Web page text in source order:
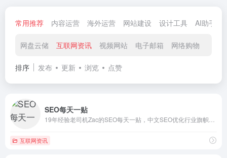
常用推荐 内容运营 海外运营 网站建设 设计工具 AI助手
网盘云储 互联网资讯 视频网站 电子邮箱 网络购物
排序 发布 更新 浏览 点赞
SEO每天一贴
互联网资讯